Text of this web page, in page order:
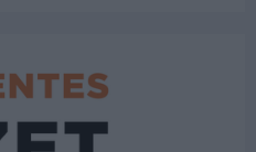
televíziós